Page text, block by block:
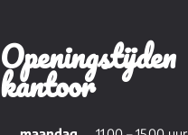
Openingstijden
kantoor